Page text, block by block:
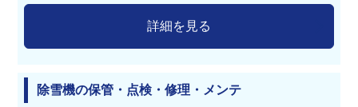
詳細を見る
除雪機の保管・点検・修理・メンテ